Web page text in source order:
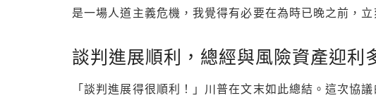
是一場人道主義危機，我覺得有必要在為時已晚之前，立
談判進展順利，總經與風險資產迎利
「談判進展得很順利！」川普在文末如此總結。這次協